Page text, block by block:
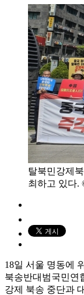
탈북민강제
최하고 있다.
18일 서울 명동에
북송반대범국민연
강제 북송 중단과